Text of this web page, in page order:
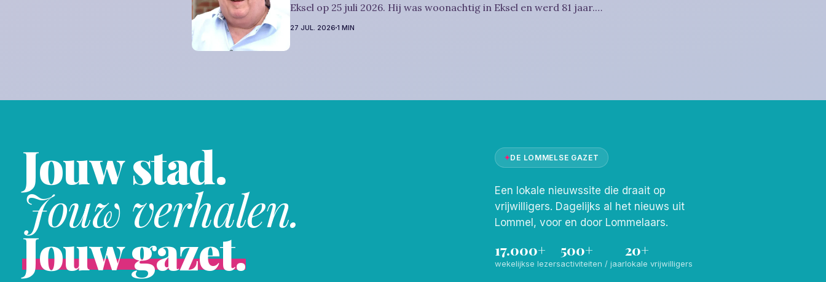
Eksel op 25 juli 2026. Hij was woonachtig in Eksel en werd 81 jaar.
Rouwbericht Witters: Wij nemen in intieme kring afscheid van Hypolite,
27 JUL. 2026 1 MIN
Jouw stad.
Jouw verhalen.
Jouw gazet.
✦DE LOMMELSE GAZET
Een lokale nieuwssite die draait op
vrijwilligers. Dagelijks al het nieuws uit
Lommel, voor en door Lommelaars.
17.000+
wekelijkse lezers
500+
activiteiten / jaar
20+
lokale vrijwilligers